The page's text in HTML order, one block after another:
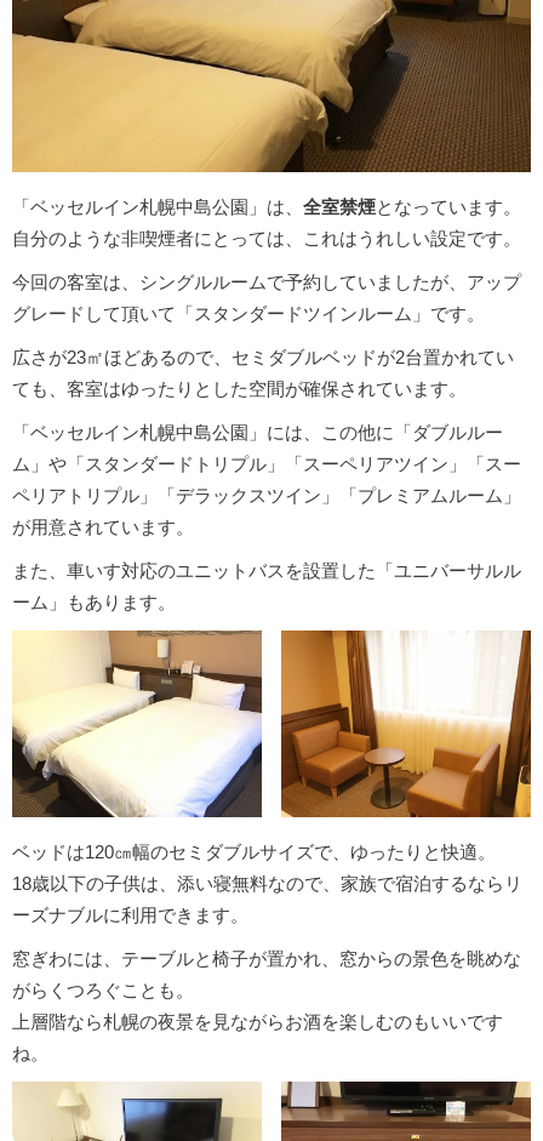
「ベッセルイン札幌中島公園」は、 全室禁煙となっています。
自分のような非喫煙者にとっては、これはうれしい設定です。
今回の客室は、シングルルームで予約していましたが、アップ
グレードして頂いて「スタンダードツインルーム」です。
広さが23㎡ほどあるので、セミダブルベッドが2台置かれてい
ても、客室はゆったりとした空間が確保されています。
「ベッセルイン札幌中島公園」には、この他に「ダブルルー
ム」や「スタンダードトリプル」「スーペリアツイン」「スー
ペリアトリプル」「デラックスツイン」「プレミアムルーム」
が用意されています。
また、車いす対応のユニットバスを設置した「ユニバーサルル
ーム」もあります。
ベッドは120㎝幅のセミダブルサイズで、ゆったりと快適。
18歳以下の子供は、添い寝無料なので、家族で宿泊するならリ
ーズナブルに利用できます。
窓ぎわには、テーブルと椅子が置かれ、窓からの景色を眺めな
がらくつろぐことも。
上層階なら札幌の夜景を見ながらお酒を楽しむのもいいです
ね。